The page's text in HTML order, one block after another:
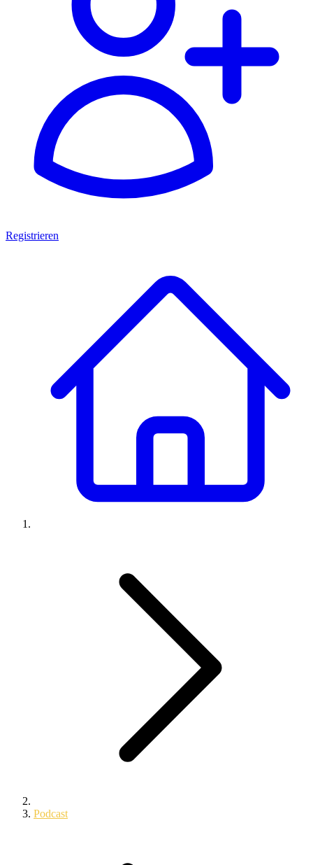
Registrieren
Podcast